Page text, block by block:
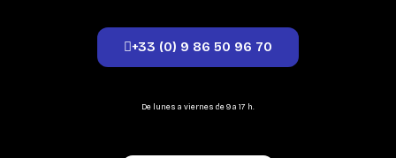
+33 (0) 9 86 50 96 70
De lunes a viernes de 9 a 17 h.